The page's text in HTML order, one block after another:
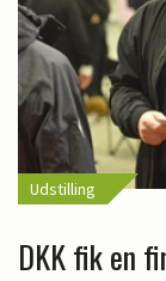
Udstilling
DKK fik en